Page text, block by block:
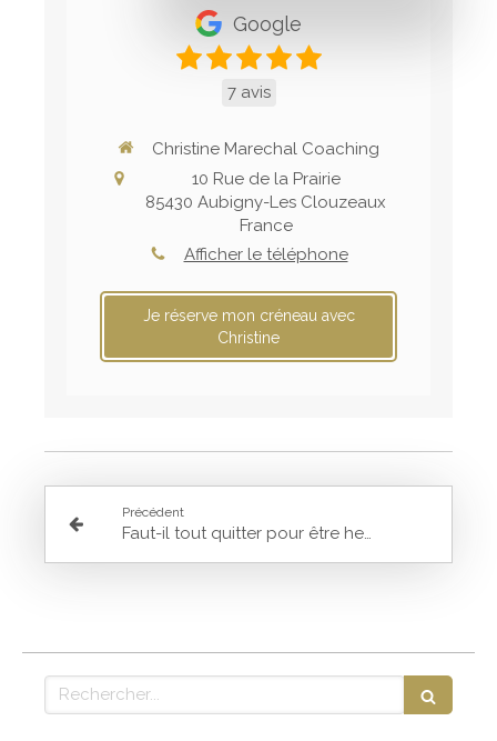
Google
7 avis
Christine Marechal Coaching
10 Rue de la Prairie
85430 Aubigny-Les Clouzeaux
France
Afficher le téléphone
Je réserve mon créneau avec
Christine
Précédent
Faut-il tout quitter pour être heureux-se au travail ?
Rechercher